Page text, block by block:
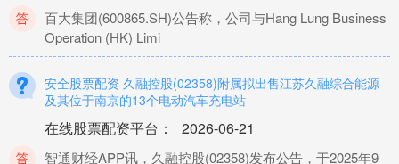
百大集团(600865.SH)公告称，公司与Hang Lung Business
Operation (HK) Limi
安全股票配资 久融控股(02358)附属拟出售江苏久融综合能源
及其位于南京的13个电动汽车充电站
在线股票配资平台 ： 2026-06-21
智通财经APP讯，久融控股(02358)发布公告，于2025年9